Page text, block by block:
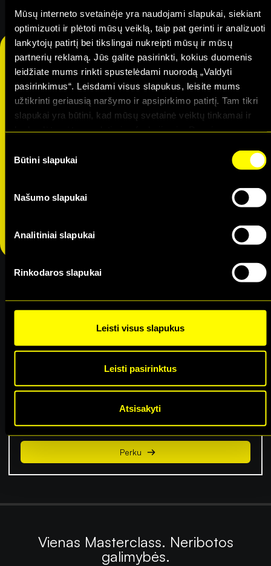
Mūsų interneto svetainėje yra naudojami slapukai, siekiant
optimizuoti ir plėtoti mūsų veiklą, taip pat gerinti ir analizuoti
lankytojų patirtį bei tikslingai nukreipti mūsų ir mūsų
partnerių reklamą. Jūs galite pasirinkti, kokius duomenis
leidžiate mums rinkti spustelėdami nuorodą „Valdyti
pasirinkimus“. Leisdami visus slapukus, leisite mums
užtikrinti geriausią naršymo ir apsipirkimo patirtį. Tam tikri
slapukai yra būtini, kad mūsų svetainė veiktų tinkamai ir
galite rasti mūsų slapukų pranešime, taip pat
Selection
Būtini slapukai
Našumo slapukai
Analitiniai slapukai
Rinkodaros slapukai
Leisti visus slapukus
Leisti pasirinktus
Atsisakyti
Tik dabar -40% nuolaida!
Metinė Narystė
199€
119€
58 Masterclass
12 mėn. minimalus naudojimosi terminas
-37% nuolaida!
Mėnesinė Narystė
12€ per mėn.
58 Masterclass
Nuolaida Alma Master renginiams
12 mėn. minimalus naudojimosi terminas
Perku
Vienas Masterclass. Neribotos
galimybės.